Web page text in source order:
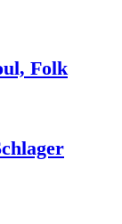
Folk